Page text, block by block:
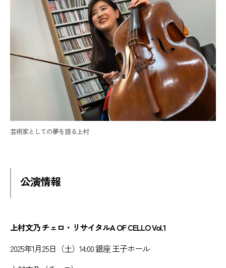
芸術家としての夢を語る上村
公演情報
上村文乃 チェロ・リサイタルA OF CELLO Vol.1
2025年1月25日（土）14:00 銀座 王子ホール